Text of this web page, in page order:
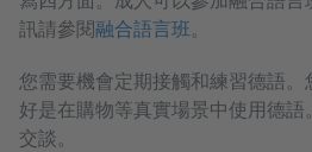
訊請參閱融合語言班。
您需要機會定期接觸和練習德語
好是在購物等真實場景中使用德
交談。